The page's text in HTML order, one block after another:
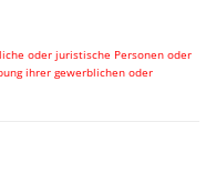
oder juristische Personen oder
ihrer gewerblichen oder